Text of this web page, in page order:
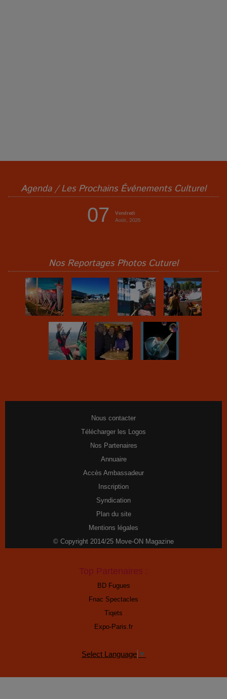
Agenda / Les Prochains Événements Culturel
07
Vendredi
Août, 2026
Nos Reportages Photos Cuturel
Nous contacter
Télécharger les Logos
Nos Partenaires
Annuaire
Accès Ambassadeur
Inscription
Syndication
Plan du site
Mentions légales
© Copyright 2014/25 Move-ON Magazine
BD Fugues
Fnac Spectacles
Tiqets
Expo-Paris.fr
Select Language ▼